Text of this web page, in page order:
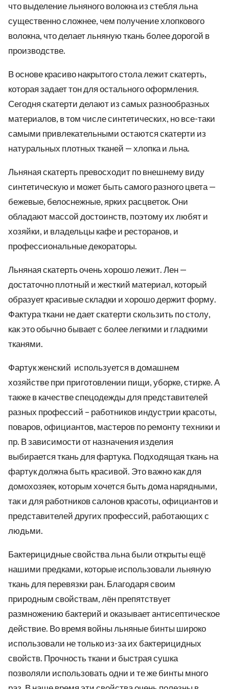
что выделение льняного волокна из стебля льна
существенно сложнее, чем получение хлопкового
волокна, что делает льняную ткань более дорогой в
производстве.
В основе красиво накрытого стола лежит скатерть,
которая задает тон для остального оформления.
Сегодня скатерти делают из самых разнообразных
материалов, в том числе синтетических, но все-таки
самыми привлекательными остаются скатерти из
натуральных плотных тканей — хлопка и льна.
Льняная скатерть превосходит по внешнему виду
синтетическую и может быть самого разного цвета —
бежевые, белоснежные, ярких расцветок. Они
обладают массой достоинств, поэтому их любят и
хозяйки, и владельцы кафе и ресторанов, и
профессиональные декораторы.
Льняная скатерть очень хорошо лежит. Лен —
достаточно плотный и жесткий материал, который
образует красивые складки и хорошо держит форму.
Фактура ткани не дает скатерти скользить по столу,
как это обычно бывает с более легкими и гладкими
тканями.
Фартук женский используется в домашнем
хозяйстве при приготовлении пищи, уборке, стирке. А
также в качестве спецодежды для представителей
разных профессий – работников индустрии красоты,
поваров, официантов, мастеров по ремонту техники и
пр. В зависимости от назначения изделия
выбирается ткань для фартука. Подходящая ткань на
фартук должна быть красивой. Это важно как для
домохозяек, которым хочется быть дома нарядными,
так и для работников салонов красоты, официантов и
представителей других профессий, работающих с
людьми.
Бактерицидные свойства льна были открыты ещё
нашими предками, которые использовали льняную
ткань для перевязки ран. Благодаря своим
природным свойствам, лён препятствует
размножению бактерий и оказывает антисептическое
действие. Во время войны льняные бинты широко
использовали не только из-за их бактерицидных
свойств. Прочность ткани и быстрая сушка
позволяли использовать одни и те же бинты много